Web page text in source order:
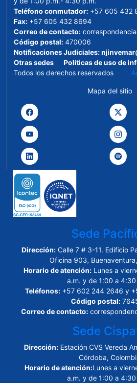
Teléfono conmutador: +57 605 432
Fax: +57 605 432 8694
Correo de contacto:
Código postal: 470006
Notificaciones Judiciales:
Otras sedes
Políticas de uso de
Todos los derechos reservados
Mapa del sitio
Sede
Dirección: Calle 7 # 3-11. Edificio
Oficina 903,
Horario de atención:Lunes a
a.m. y de 1:00 a
Teléfonos: +57 602 244 2646 y
Código postal:
Correo de contacto:
Sede
Dirección: Estación CVS Vereda
Córdoba,
Horario de atención:Lunes a
a.m. y de 1:00 a